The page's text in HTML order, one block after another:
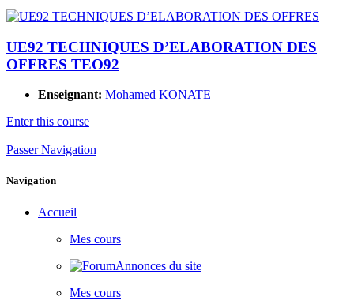
UE92 TECHNIQUES D’ELABORATION DES
OFFRES TEO92
Enseignant: Mohamed KONATE
Enter this course
Passer Navigation
Navigation
Accueil
Mes cours
Annonces du site
Mes cours